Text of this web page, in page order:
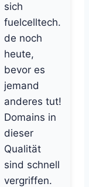
sich
fuelcelltech.
de noch
heute,
bevor es
jemand
anderes tut!
Domains in
dieser
Qualität
sind schnell
vergriffen.